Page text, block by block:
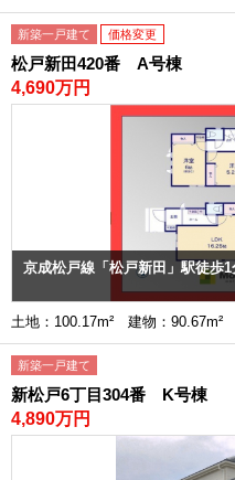
新築一戸建て 価格変更
松戸新田420番 A号棟
4,690万円
京成松戸線「松戸新田」駅徒歩1
土地：100.17m² 建物：
新築一戸建て
新松戸6丁目304番 K号棟
4,890万円